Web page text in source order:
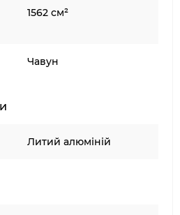
з універсального набору
(продається окремо) на
грилю Weber Lumin
1562 см²
Чавун
Литий алюміній